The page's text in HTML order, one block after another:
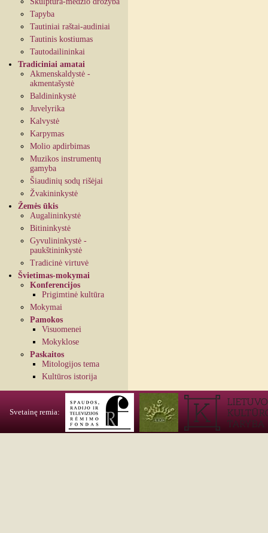
Tapyba
Tautiniai raštai-audiniai
Tautinis kostiumas
Tautodailininkai
Tradiciniai amatai
Akmenskaldystė -
akmentašystė
Baldininkystė
Juvelyrika
Kalvystė
Karpymas
Molio apdirbimas
Muzikos instrumentų
gamyba
Šiaudinių sodų rišėjai
Žvakininkystė
Žemės ūkis
Augalininkystė
Bitininkystė
Gyvulininkystė -
paukštininkystė
Tradicinė virtuvė
Švietimas-mokymai
Konferencijos
Prigimtinė kultūra
Mokymai
Pamokos
Visuomenei
Mokyklose
Paskaitos
Mitologijos tema
Kultūros istorija
Svetainę remia: